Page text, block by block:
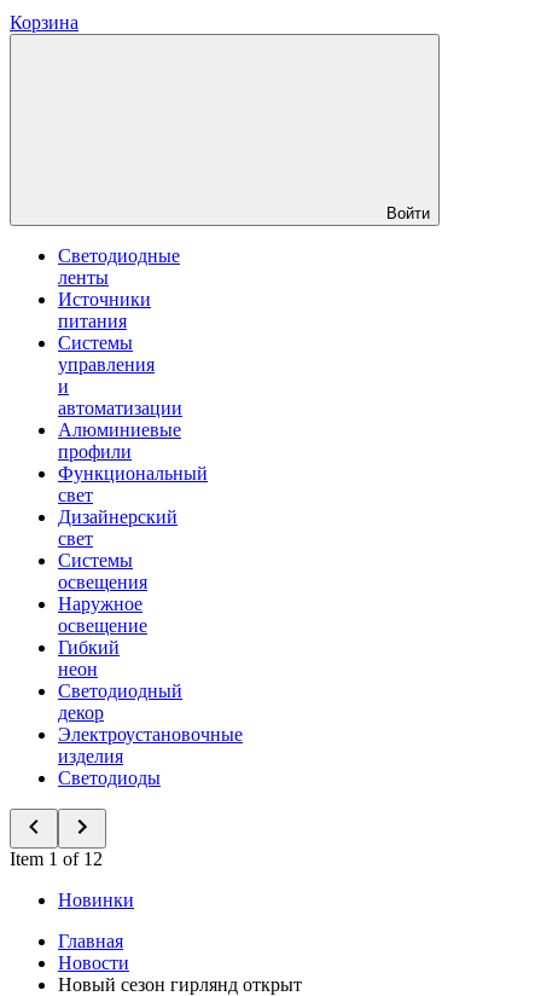
Корзина
Войти
Светодиодные
ленты
Источники
питания
Системы
управления
и
автоматизации
Алюминиевые
профили
Функциональный
свет
Дизайнерский
свет
Системы
освещения
Наружное
освещение
Гибкий
неон
Светодиодный
декор
Электроустановочные
изделия
Светодиоды
Item 1 of 12
Новинки
Главная
Новости
Новый сезон гирлянд открыт